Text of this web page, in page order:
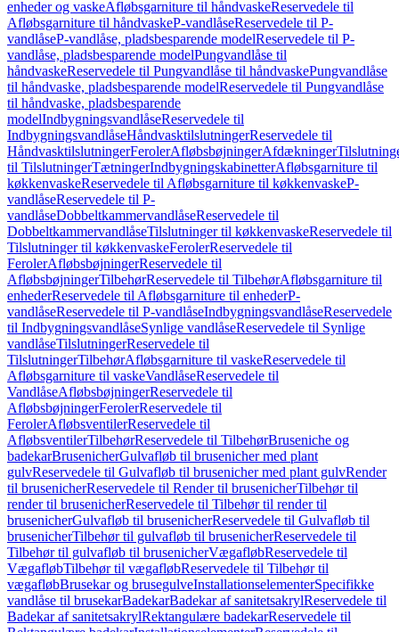
enheder og vaskeAfløbsgarniture til håndvaskeReservedele til
Afløbsgarniture til håndvaskeP-vandlåseReservedele til P-
vandlåseP-vandlåse, pladsbesparende modelReservedele til P-
vandlåse, pladsbesparende modelPungvandlåse til
håndvaskeReservedele til Pungvandlåse til håndvaskePungvandlåse
til håndvaske, pladsbesparende modelReservedele til Pungvandlåse
til håndvaske, pladsbesparende
modelIndbygningsvandlåseReservedele til
IndbygningsvandlåseHåndvasktilslutningerReservedele til
HåndvasktilslutningerFerolerAfløbsbøjningerAfdækninger
til TilslutningerTætningerIndbygningskabinetterAfløbsgarniture til
køkkenvaskeReservedele til Afløbsgarniture til køkkenvaskeP-
vandlåseReservedele til P-
vandlåseDobbeltkammervandlåseReservedele til
DobbeltkammervandlåseTilslutninger til køkkenvaskeReservedele til
Tilslutninger til køkkenvaskeFerolerReservedele til
FerolerAfløbsbøjningerReservedele til
AfløbsbøjningerTilbehørReservedele til TilbehørAfløbsgarniture til
enhederReservedele til Afløbsgarniture til enhederP-
vandlåseReservedele til P-vandlåseIndbygningsvandlåseReservedele
til IndbygningsvandlåseSynlige vandlåseReservedele til Synlige
vandlåseTilslutningerReservedele til
TilslutningerTilbehørAfløbsgarniture til vaskeReservedele til
Afløbsgarniture til vaskeVandlåseReservedele til
VandlåseAfløbsbøjningerReservedele til
AfløbsbøjningerFerolerReservedele til
FerolerAfløbsventilerReservedele til
AfløbsventilerTilbehørReservedele til TilbehørBruseniche og
badekarBrusenicherGulvafløb til brusenicher med plant
gulvReservedele til Gulvafløb til brusenicher med plant gulvRender
til brusenicherReservedele til Render til brusenicherTilbehør til
render til brusenicherReservedele til Tilbehør til render til
brusenicherGulvafløb til brusenicherReservedele til Gulvafløb til
brusenicherTilbehør til gulvafløb til brusenicherReservedele til
Tilbehør til gulvafløb til brusenicherVægafløbReservedele til
VægafløbTilbehør til vægafløbReservedele til Tilbehør til
vægafløbBrusekar og brusegulveInstallationselementerSpecifikke
vandlåse til brusekarBadekarBadekar af sanitetsakrylReservedele til
Badekar af sanitetsakrylRektangulære badekarReservedele til